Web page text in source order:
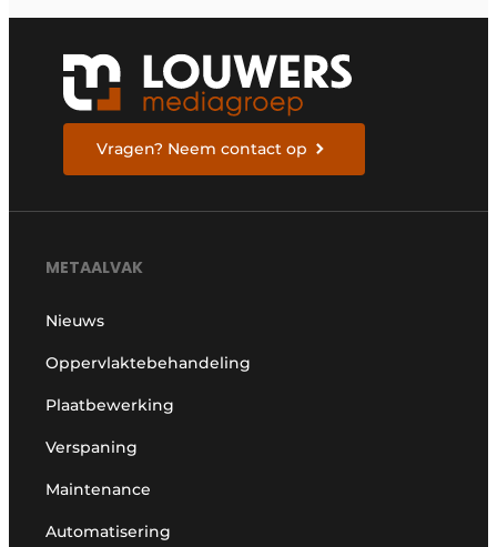
Vragen? Neem contact op
METAALVAK
Nieuws
Oppervlaktebehandeling
Plaatbewerking
Verspaning
Maintenance
Automatisering